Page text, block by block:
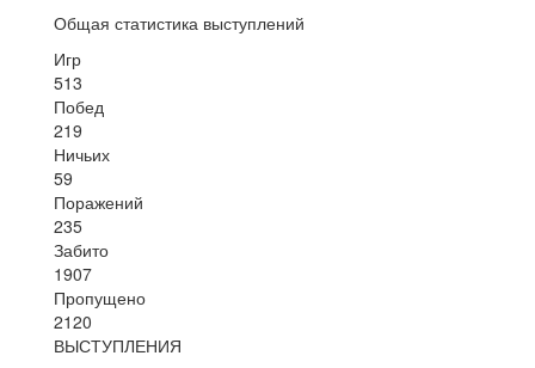
Общая статистика выступлений
Игр
513
Побед
219
Ничьих
59
Поражений
235
Забито
1907
Пропущено
2120
ВЫСТУПЛЕНИЯ